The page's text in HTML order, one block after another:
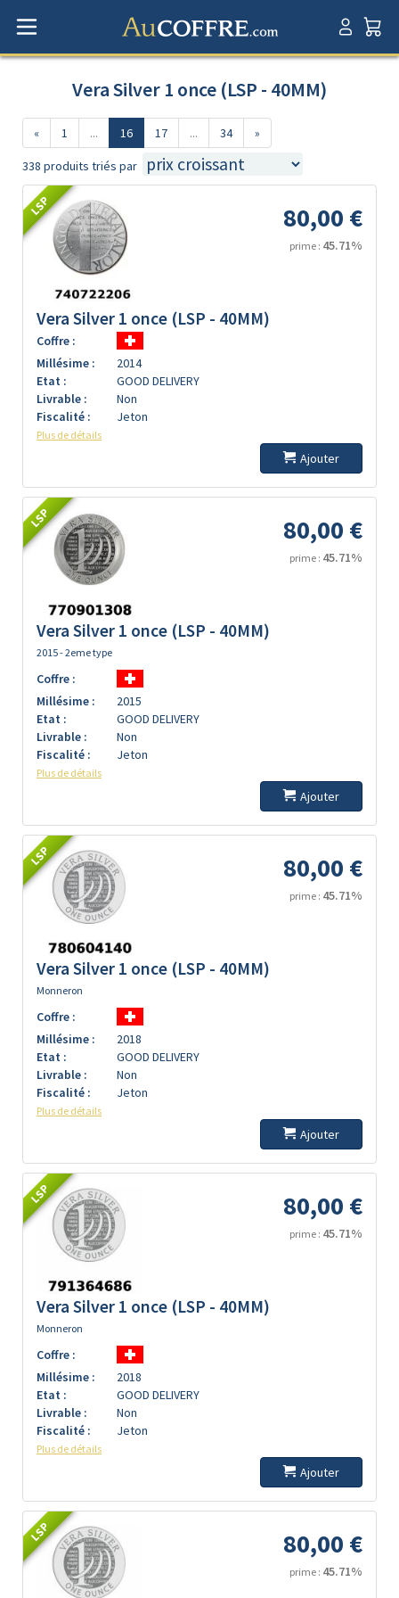
Vera Silver 1 once (LSP - 40MM)
« 1 ... 16 17 ... 34 »
338 produits triés par
LSP 80,00 €
prime : 45.71%
Vera Silver 1 once (LSP - 40MM)
Coffre :
Millésime :
2014
Etat :
GOOD DELIVERY
Livrable :
Non
Fiscalité :
Jeton
Plus de détails
Ajouter
LSP 80,00 €
prime : 45.71%
Vera Silver 1 once (LSP - 40MM)
2015 - 2eme type
Coffre :
Millésime :
2015
Etat :
GOOD DELIVERY
Livrable :
Non
Fiscalité :
Jeton
Plus de détails
Ajouter
LSP 80,00 €
prime : 45.71%
Vera Silver 1 once (LSP - 40MM)
Monneron
Coffre :
Millésime :
2018
Etat :
GOOD DELIVERY
Livrable :
Non
Fiscalité :
Jeton
Plus de détails
Ajouter
LSP 80,00 €
prime : 45.71%
Vera Silver 1 once (LSP - 40MM)
Monneron
Coffre :
Millésime :
2018
Etat :
GOOD DELIVERY
Livrable :
Non
Fiscalité :
Jeton
Plus de détails
Ajouter
LSP 80,00 €
prime : 45.71%